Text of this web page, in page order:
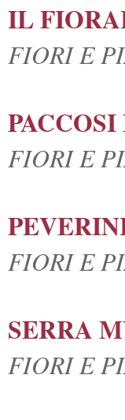
IL
FIORI E
FIORI E
FIORI E
SERRA
FIORI E